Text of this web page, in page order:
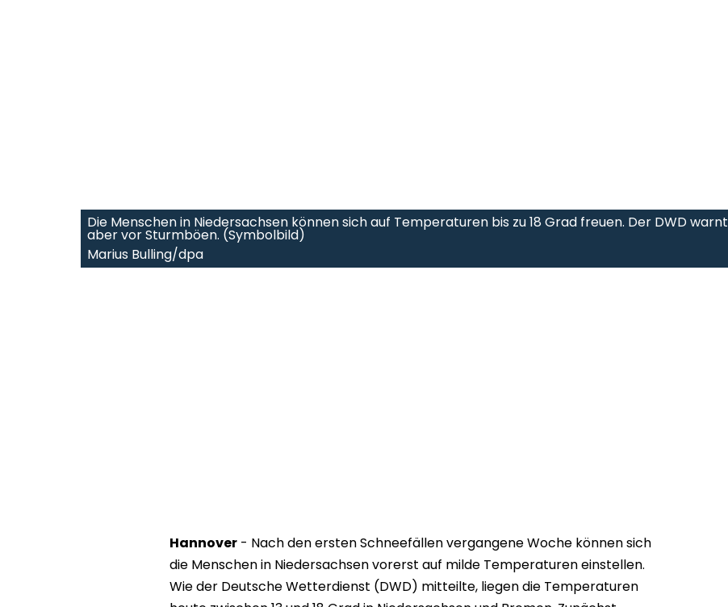
Die Menschen in Niedersachsen können sich auf Temperaturen bis zu 18 Grad freuen. Der DWD warnt
aber vor Sturmböen. (Symbolbild)
Marius Bulling/dpa
Hannover - Nach den ersten Schneefällen vergangene Woche können sich
die Menschen in Niedersachsen vorerst auf milde Temperaturen einstellen.
Wie der Deutsche Wetterdienst (DWD) mitteilte, liegen die Temperaturen